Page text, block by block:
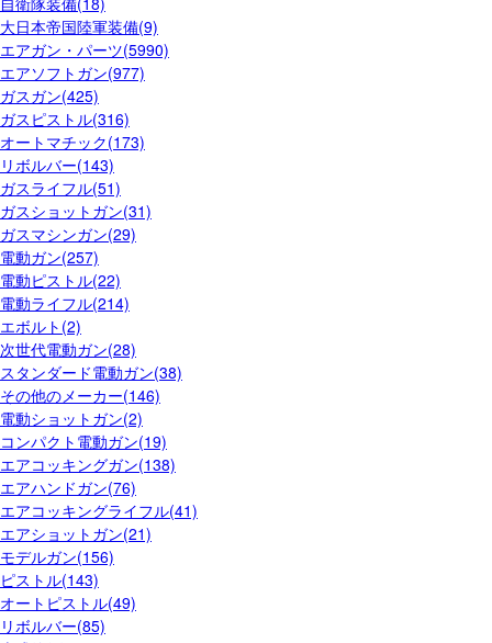
大日本帝国陸軍装備(9)
エアガン・パーツ(5990)
エアソフトガン(977)
ガスガン(425)
ガスピストル(316)
オートマチック(173)
リボルバー(143)
ガスライフル(51)
ガスショットガン(31)
ガスマシンガン(29)
電動ガン(257)
電動ピストル(22)
電動ライフル(214)
エボルト(2)
次世代電動ガン(28)
スタンダード電動ガン(38)
その他のメーカー(146)
電動ショットガン(2)
コンパクト電動ガン(19)
エアコッキングガン(138)
エアハンドガン(76)
エアコッキングライフル(41)
エアショットガン(21)
モデルガン(156)
ピストル(143)
オートピストル(49)
リボルバー(85)